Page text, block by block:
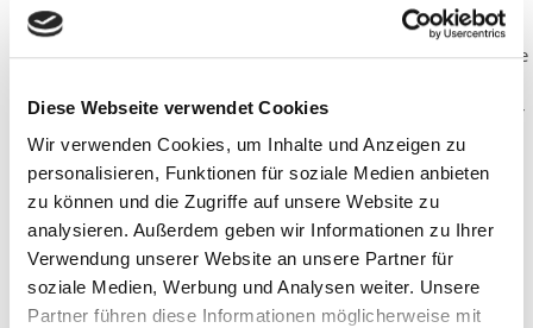
Diese Webseite verwendet Cookies
Wir verwenden Cookies, um Inhalte und Anzeigen zu
personalisieren, Funktionen für soziale Medien anbieten
zu können und die Zugriffe auf unsere Website zu
analysieren. Außerdem geben wir Informationen zu Ihrer
Verwendung unserer Website an unsere Partner für
soziale Medien, Werbung und Analysen weiter. Unsere
Partner führen diese Informationen möglicherweise mit
✔ 13 leistungsgerechte Gehälter und geregelte Arbeitszeiten
✔ Betriebsinterne Ausbildung – keine Kunststoffvorkenntnisse
✔ Familiäre Arbeitsatmosphäre im 30 köpfigen Team im Alter
von 24-56
✔ Erste Lohnerhöhung nach 6 Monaten Probezeit
✔ 40 Stunden Woche
✔ 30 Tage planbarer Urlaub
✔ Vermögenswirksame Leistungen und betriebliche
Altersvorsorge
✔ Mit Zuschlag bezahlte Überstunden